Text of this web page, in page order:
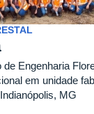
Engenharia
em unidade
MG